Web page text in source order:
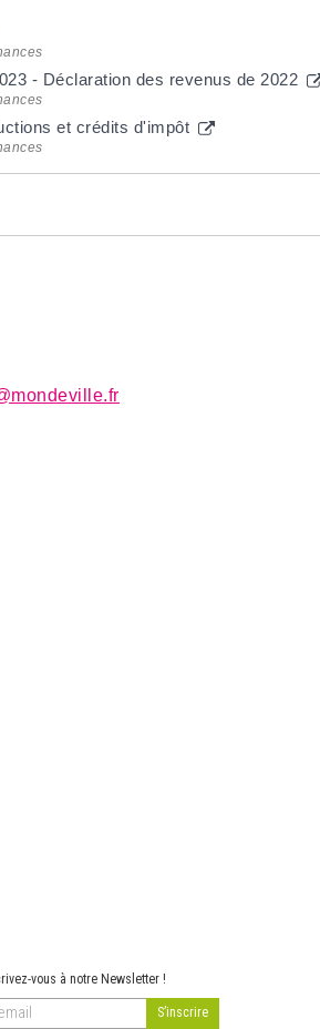
- Déclaration des revenus de 2022
et crédits d'impôt
vous à notre Newsletter !